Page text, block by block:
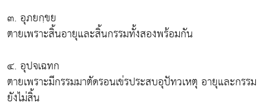
๓. อุภยกฺขย
ตายเพราะสิ้นอายุและสิ้นกรรมทั้งสองพร้อมกัน
๔. อุปจเฉทก
ตายเพราะมีกรรมมาตัดรอนเข่รประสบอุปัทวเหตุ อายุและกรรม
ยังไม่สิ้น